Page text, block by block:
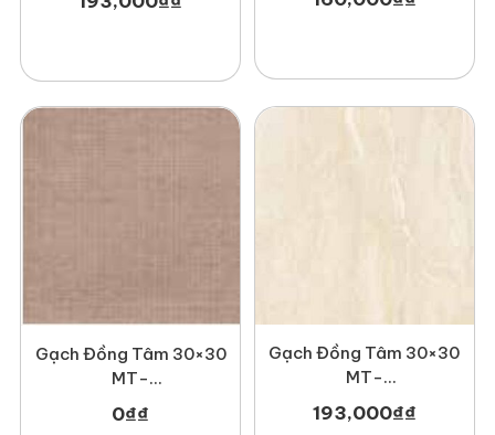
Gạch Đồng Tâm 30×30
MT-
GDT3030Mosaic002
0₫₫
Gạch Đồng Tâm 30×30
MT-
GDTDTD3030Canberra001
193,000₫₫